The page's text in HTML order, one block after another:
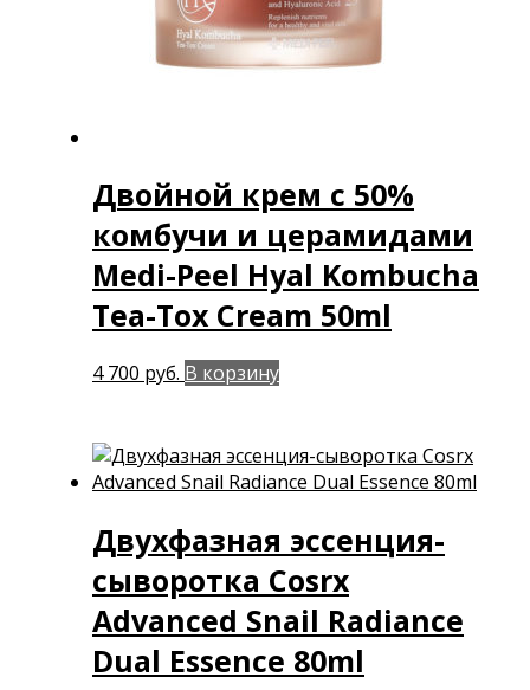
Двойной крем с 50%
комбучи и церамидами
Medi-Peel Hyal Kombucha
Tea-Tox Cream 50ml
4 700 руб. В корзину
Двухфазная эссенция-
сыворотка Cosrx
Advanced Snail Radiance
Dual Essence 80ml